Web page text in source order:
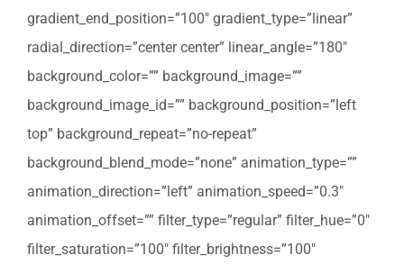
gradient_end_position=”100″ gradient_type=”linear”
radial_direction=”center center” linear_angle=”180″
background_color=”” background_image=””
background_image_id=”” background_position=”left
top” background_repeat=”no-repeat”
background_blend_mode=”none” animation_type=””
animation_direction=”left” animation_speed=”0.3″
animation_offset=”” filter_type=”regular” filter_hue=”0″
filter_saturation=”100″ filter_brightness=”100″